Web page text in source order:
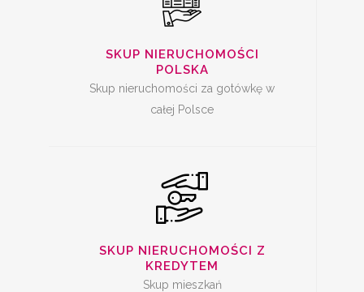
SKUP NIERUCHOMOŚCI
POLSKA
Skup nieruchomości za gotówkę w
całej Polsce
SKUP NIERUCHOMOŚCI Z
KREDYTEM
Skup mieszkań
KREDYTEM
NIERUCHOMOŚCI Z
KOMORNIKIEM